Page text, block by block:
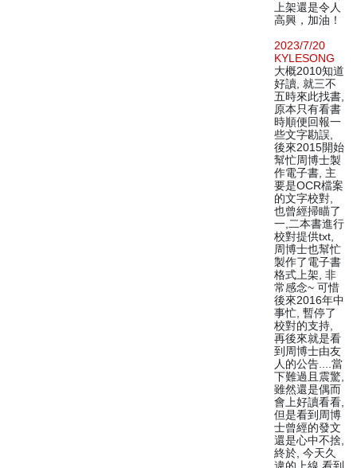
上架還是令人
高興，加油！
2023/7/20
KYLESONG
大概2010知道
好讀, 就三不
五時來此找書,
原本只有看書
時順便回報一
些文字勘誤,
後來2015開始
幫忙周博士製
作電子書, 主
要是OCR檔案
的文字校對,
也曾經掃瞄了
一,二本書進行
校對提供txt,
周博士也幫忙
製作了電子書
格式上架, 非
常感念~ 可惜
後來2016年中
事忙, 暫停了
校對的支持,
再後來就是看
到周博士由友
人的公告....當
下難過且震驚,
雖然還是偶而
會上好讀看看,
但是看到周博
士曾經的發文
還是心中不捨,
終於, 今天久